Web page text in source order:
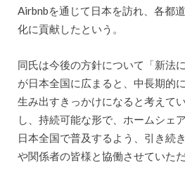
Airbnbを通じて日本を訪れ、各都
化に貢献したという。
同氏は今後の方針について「新法
が日本全国に広まると、中長期的
生み出すきっかけになると考えて
し、持続可能な形で、ホームシェ
日本全国で普及するよう、引き続
や関係者の皆様と協働させていた